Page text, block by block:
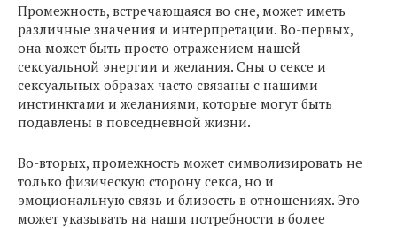
Промежность, встречающаяся во сне, может иметь
различные значения и интерпретации. Во-первых,
она может быть просто отражением нашей
сексуальной энергии и желания. Сны о сексе и
сексуальных образах часто связаны с нашими
инстинктами и желаниями, которые могут быть
подавлены в повседневной жизни.
Во-вторых, промежность может символизировать не
только физическую сторону секса, но и
эмоциональную связь и близость в отношениях. Это
может указывать на наши потребности в более